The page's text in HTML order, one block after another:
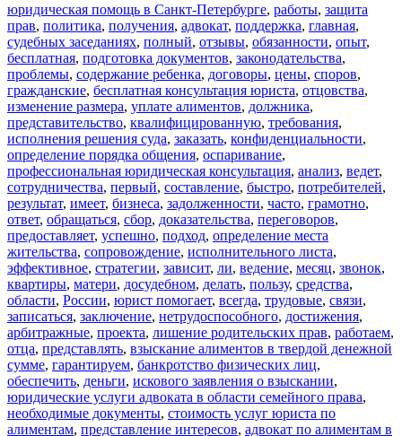
юридическая помощь в Санкт-Петербурге, работы, защита
прав, политика, получения, адвокат, поддержка, главная,
судебных заседаниях, полный, отзывы, обязанности, опыт,
бесплатная, подготовка документов, законодательства,
проблемы, содержание ребенка, договоры, цены, споров,
гражданские, бесплатная консультация юриста, отцовства,
изменение размера, уплате алиментов, должника,
представительство, квалифицированную, требования,
исполнения решения суда, заказать, конфиденциальности,
определение порядка общения, оспаривание,
профессиональная юридическая консультация, анализ, ведет,
сотрудничества, первый, составление, быстро, потребителей,
результат, имеет, бизнеса, задолженности, часто, грамотно,
ответ, обращаться, сбор, доказательства, переговоров,
предоставляет, успешно, подход, определение места
жительства, сопровождение, исполнительного листа,
эффективное, стратегии, зависит, ли, ведение, месяц, звонок,
квартиры, матери, досудебном, делать, пользу, средства,
области, России, юрист помогает, всегда, трудовые, связи,
записаться, заключение, нетрудоспособного, достижения,
арбитражные, проекта, лишение родительских прав, работаем,
отца, представлять, взыскание алиментов в твердой денежной
сумме, гарантируем, банкротство физических лиц,
обеспечить, деньги, искового заявления о взыскании,
юридические услуги адвоката в области семейного права,
необходимые документы, стоимость услуг юриста по
алиментам, представление интересов, адвокат по алиментам в